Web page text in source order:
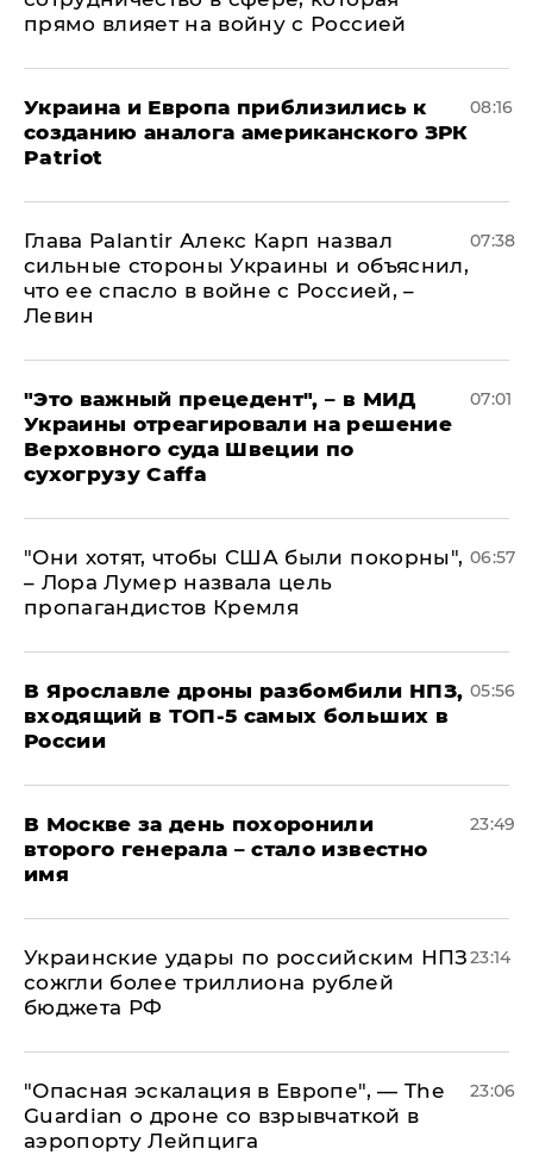
прямо влияет на войну с Россией
Украина и Европа приблизились к
созданию аналога американского ЗРК
Patriot
08:16
Глава Palantir Алекс Карп назвал
сильные стороны Украины и объяснил,
что ее спасло в войне с Россией, –
Левин
07:38
"Это важный прецедент", – в МИД
Украины отреагировали на решение
Верховного суда Швеции по
сухогрузу Caffa
07:01
"Они хотят, чтобы США были покорны",
– Лора Лумер назвала цель
пропагандистов Кремля
06:57
В Ярославле дроны разбомбили НПЗ,
входящий в ТОП-5 самых больших в
России
05:56
В Москве за день похоронили
второго генерала – стало известно
имя
23:49
Украинские удары по российским НПЗ
сожгли более триллиона рублей
бюджета РФ
23:14
"Опасная эскалация в Европе", — The
Guardian о дроне со взрывчаткой в
аэропорту Лейпцига
23:06